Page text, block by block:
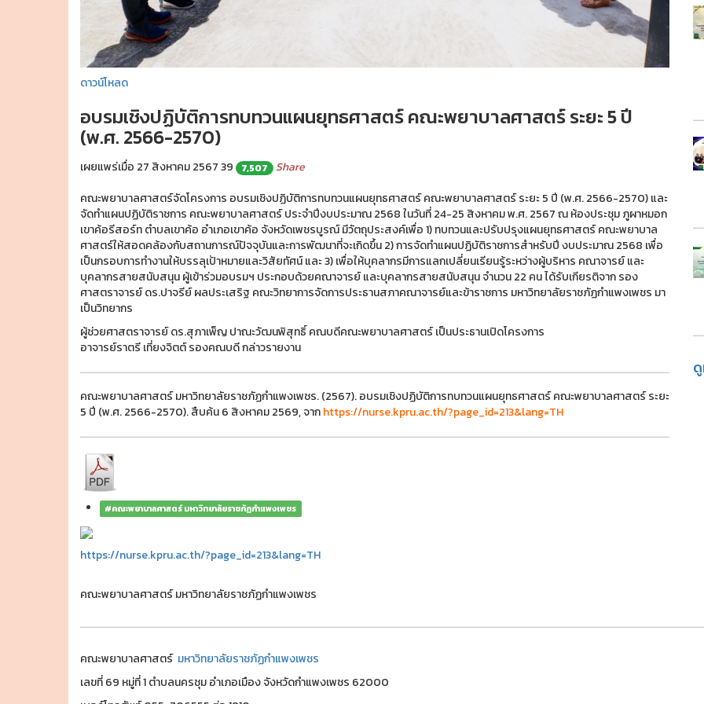
ดาวน์โหลด
อบรมเชิงปฏิบัติการทบทวนแผนยุทธศาสตร์ คณะพยาบาลศาสตร์ ระยะ 5 ปี
(พ.ศ. 2566-2570)
เผยแพร่เมื่อ 27 สิงหาคม 256739 7,507
Share
คณะพยาบาลศาสตร์จัดโครงการ อบรมเชิงปฏิบัติการทบทวนแผนยุทธศาสตร์ คณะพยาบาลศาสตร์ ระยะ 5 ปี (พ.ศ. 2566-2570) และ
จัดทำแผนปฏิบัติราชการ คณะพยาบาลศาสตร์ ประจำปีงบประมาณ 2568 ในวันที่ 24-25 สิงหาคม พ.ศ. 2567 ณ ห้องประชุม ภูผาหมอก
เขาค้อรีสอร์ท ตำบลเขาค้อ อำเภอเขาค้อ จังหวัดเพชรบูรณ์ มีวัตถุประสงค์เพื่อ 1) ทบทวนและปรับปรุงแผนยุทธศาสตร์ คณะพยาบาล
ศาสตร์ให้สอดคล้องกับสถานการณ์ปัจจุบันและการพัฒนาที่จะเกิดขึ้น 2) การจัดทำแผนปฏิบัติราชการสำหรับปี งบประมาณ 2568 เพื่อ
เป็นกรอบการทำงานให้บรรลุเป้าหมายและวิสัยทัศน์ และ 3) เพื่อให้บุคลากรมีการแลกเปลี่ยนเรียนรู้ระหว่างผู้บริหาร คณาจารย์ และ
บุคลากรสายสนับสนุน ผู้เข้าร่วมอบรมฯ ประกอบด้วยคณาจารย์ และบุคลากรสายสนับสนุน จำนวน 22 คน ได้รับเกียรติจาก รอง
ศาสตราจารย์ ดร.ปาจรีย์ ผลประเสริฐ คณะวิทยาการจัดการประธานสภาคณาจารย์และข้าราชการ มหาวิทยาลัยราชภัฏกำแพงเพชร มา
เป็นวิทยากร
ผู้ช่วยศาสตราจารย์ ดร.สุภาเพ็ญ ปาณะวัฒนพิสุทธิ์ คณบดีคณะพยาบาลศาสตร์ เป็นประธานเปิดโครงการ
อาจารย์ราตรี เที่ยงจิตต์ รองคณบดี กล่าวรายงาน
คณะพยาบาลศาสตร์ มหาวิทยาลัยราชภัฏกำแพงเพชร. (2567). อบรมเชิงปฏิบัติการทบทวนแผนยุทธศาสตร์ คณะพยาบาลศาสตร์ ระยะ
5 ปี (พ.ศ. 2566-2570). สืบค้น 6 สิงหาคม 2569, จากhttps://nurse.kpru.ac.th/?page_id=213&lang=TH
#คณะพยาบาลศาสตร์ มหาวิทยาลัยราชภัฏกำแพงเพชร
https://nurse.kpru.ac.th/?page_id=213&lang=TH
คณะพยาบาลศาสตร์ มหาวิทยาลัยราชภัฏกำแพงเพชร
คณะพยาบาลศาสตร์ มหาวิทยาลัยราชภัฏกำแพงเพชร
เลขที่ 69 หมู่ที่ 1 ตำบลนครชุม อำเภอเมือง จังหวัดกำแพงเพชร 62000